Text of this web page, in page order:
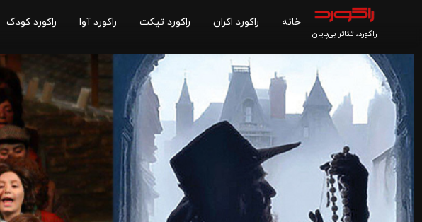
راکورد، تئاتر بی‌پایان
خانه راکورد اکران راکورد تیکت راکورد آوا راکورد کودک